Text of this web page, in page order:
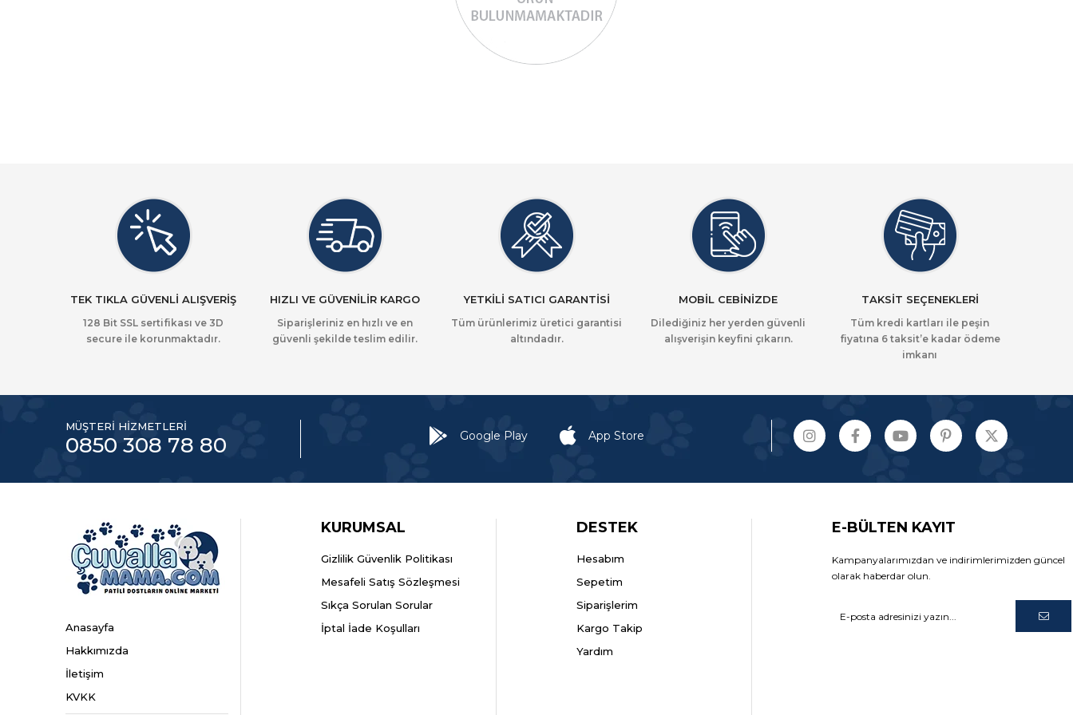
TEK TIKLA GÜVENLİ ALIŞVERİŞ
128 Bit SSL sertifikası ve 3D
secure ile korunmaktadır.
HIZLI VE GÜVENİLİR KARGO
Siparişleriniz en hızlı ve en
güvenli şekilde teslim edilir.
YETKİLİ SATICI GARANTİSİ
Tüm ürünlerimiz üretici garantisi
altındadır.
MOBİL CEBİNİZDE
Dilediğiniz her yerden güvenli
alışverişin keyfini çıkarın.
TAKSİT SEÇENEKLERİ
Tüm kredi kartları ile peşin
fiyatına 6 taksit’e kadar ödeme
imkanı
MÜŞTERİ HİZMETLERİ
0850 308 78 80 Google Play App Store
Anasayfa
Hakkımızda
İletişim
KVKK
KURUMSAL
Gizlilik Güvenlik Politikası
Mesafeli Satış Sözleşmesi
Sıkça Sorulan Sorular
İptal İade Koşulları
DESTEK
Hesabım
Sepetim
Siparişlerim
Kargo Takip
Yardım
E-BÜLTEN KAYIT
Kampanyalarımızdan ve indirimlerimizden güncel
olarak haberdar olun.